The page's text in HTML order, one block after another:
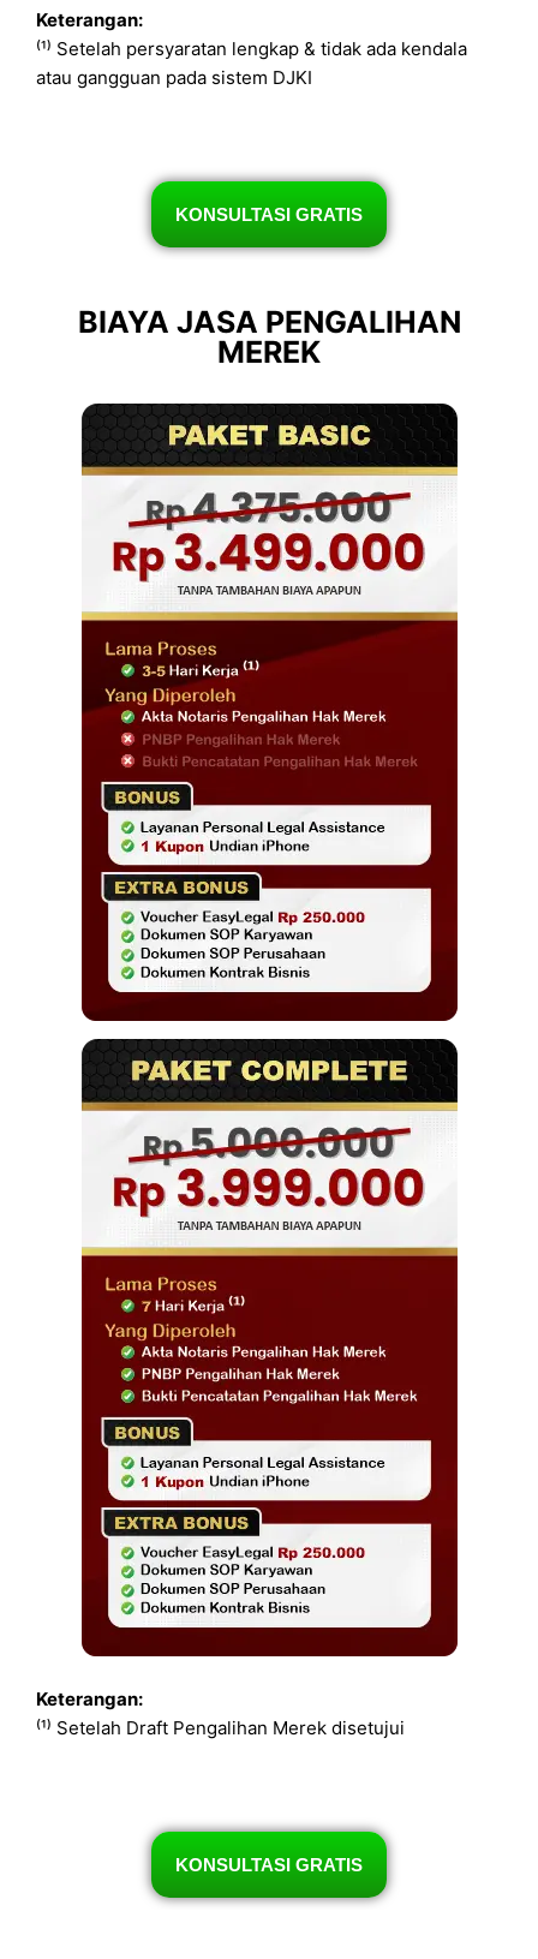
Keterangan:
⁽¹⁾ Setelah persyaratan lengkap & tidak ada kendala
atau gangguan pada sistem DJKI
KONSULTASI GRATIS
BIAYA JASA PENGALIHAN
MEREK
Keterangan:
⁽¹⁾ Setelah Draft Pengalihan Merek disetujui
KONSULTASI GRATIS